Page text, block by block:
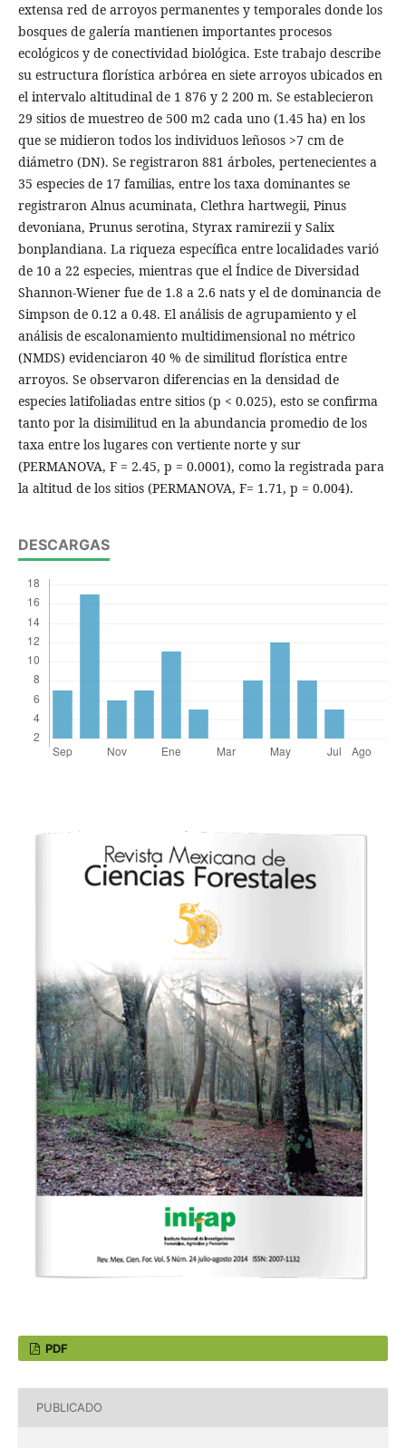
extensa red de arroyos permanentes y temporales donde los
bosques de galería mantienen importantes procesos
ecológicos y de conectividad biológica. Este trabajo describe
su estructura florística arbórea en siete arroyos ubicados en
el intervalo altitudinal de 1 876 y 2 200 m. Se establecieron
29 sitios de muestreo de 500 m2 cada uno (1.45 ha) en los
que se midieron todos los individuos leñosos >7 cm de
diámetro (DN). Se registraron 881 árboles, pertenecientes a
35 especies de 17 familias, entre los taxa dominantes se
registraron Alnus acuminata, Clethra hartwegii, Pinus
devoniana, Prunus serotina, Styrax ramirezii y Salix
bonplandiana. La riqueza específica entre localidades varió
de 10 a 22 especies, mientras que el Índice de Diversidad
Shannon-Wiener fue de 1.8 a 2.6 nats y el de dominancia de
Simpson de 0.12 a 0.48. El análisis de agrupamiento y el
análisis de escalonamiento multidimensional no métrico
(NMDS) evidenciaron 40 % de similitud florística entre
arroyos. Se observaron diferencias en la densidad de
especies latifoliadas entre sitios (p < 0.025), esto se confirma
tanto por la disimilitud en la abundancia promedio de los
taxa entre los lugares con vertiente norte y sur
(PERMANOVA, F = 2.45, p = 0.0001), como la registrada para
la altitud de los sitios (PERMANOVA, F= 1.71, p = 0.004).
DESCARGAS
PDF
PUBLICADO